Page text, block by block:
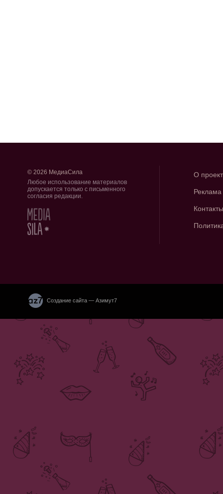
© 2026 МедиаСила
Любое использование материалов
допускается только с письменного
согласия редакции.
О
Реклама
Контакты
Создание сайта — Азимут7